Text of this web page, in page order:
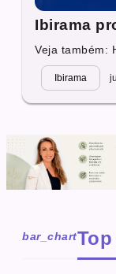
Ibirama
Veja também:
Ibirama
bar_chart